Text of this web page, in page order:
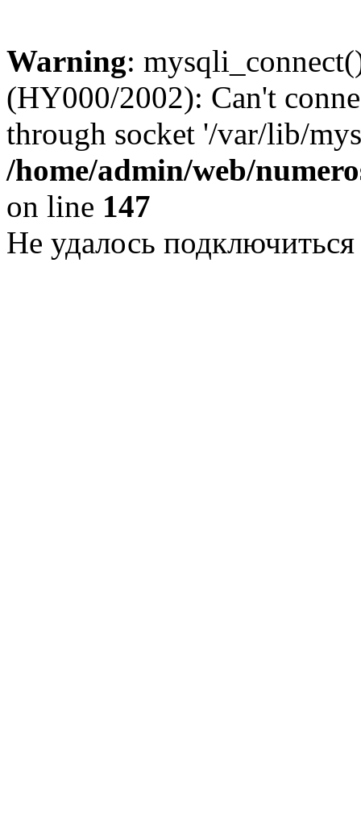
Warning:
(HY000/2002): Can't
through socket '/var/lib/
/home/admin/web/
on line 147
Не удалось